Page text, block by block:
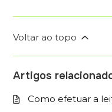
Voltar ao topo
Artigos
Como efetuar a